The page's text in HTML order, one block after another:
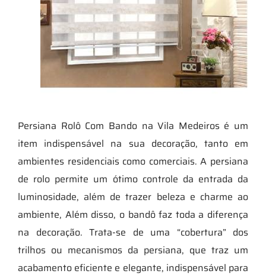
Persiana Rolô Com Bando na Vila Medeiros é um
item indispensável na sua decoração, tanto em
ambientes residenciais como comerciais. A persiana
de rolo permite um ótimo controle da entrada da
luminosidade, além de trazer beleza e charme ao
ambiente, Além disso, o bandô faz toda a diferença
na decoração. Trata-se de uma “cobertura” dos
trilhos ou mecanismos da persiana, que traz um
acabamento eficiente e elegante, indispensável para